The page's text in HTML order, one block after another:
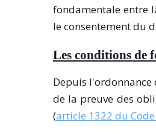
fondamentale entre
le consentement du
Les conditions de
Depuis
de la preuve des
(article 1322 du